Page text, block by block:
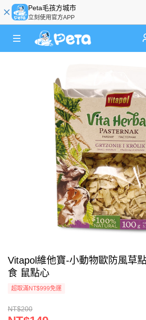
Peta毛孩方城市
立刻使用官方APP
Vitapol維他寶-小動物歐防風草
食 鼠點心
超取滿NT$999免運
NT$200